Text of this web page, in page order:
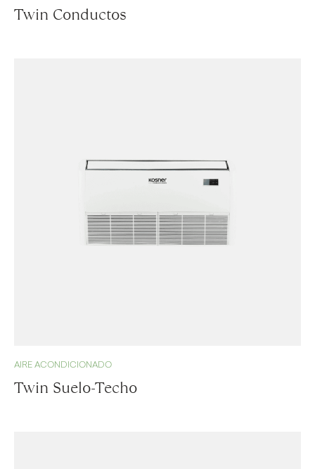
Twin Conductos
AIRE ACONDICIONADO
Twin Suelo-Techo